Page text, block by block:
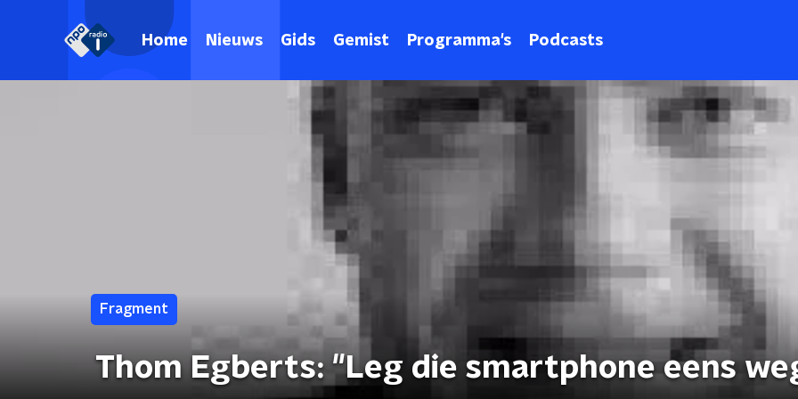
Home Nieuws Gids Gemist Programma's Podcasts
Fragment
Thom Egberts: "Leg die smartphone eens